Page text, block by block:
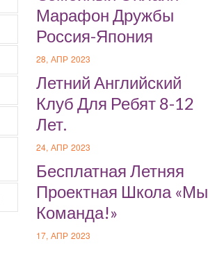
Марафон Дружбы
Россия-Япония
28, АПР 2023
Летний Английский
Клуб Для Ребят 8-12
Лет.
24, АПР 2023
Бесплатная Летняя
Проектная Школа «Мы
Команда!»
17, АПР 2023